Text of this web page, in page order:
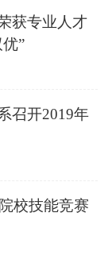
获专业人才
”
召开2019年
校技能竞赛